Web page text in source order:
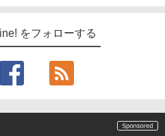
をフォローする